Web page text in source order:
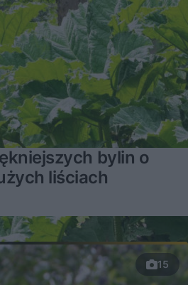
bylin o
liściach
15